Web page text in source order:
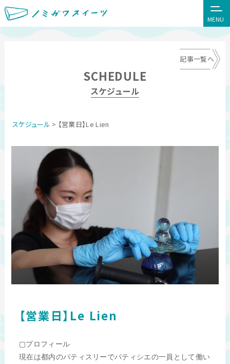
MENU
SCHEDULE
スケジュール
記事一覧へ
スケジュール > 【営業日】Le Lien
【営業日】Le Lien
▢プロフィール
現在は都内のパティスリーでパティシエの一員として働い